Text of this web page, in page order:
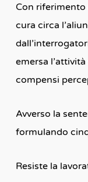
Con riferimento
cura circa
emersa
compensi
Avverso la
formulando
Resiste la